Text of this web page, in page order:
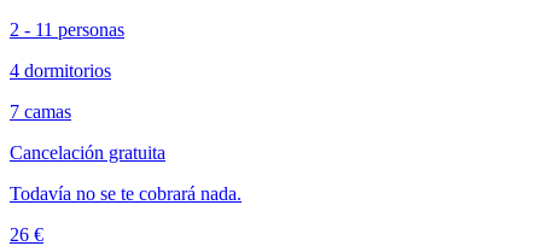
2 - 11 personas
4 dormitorios
7 camas
Cancelación gratuita
Todavía no se te cobrará nada.
26 €